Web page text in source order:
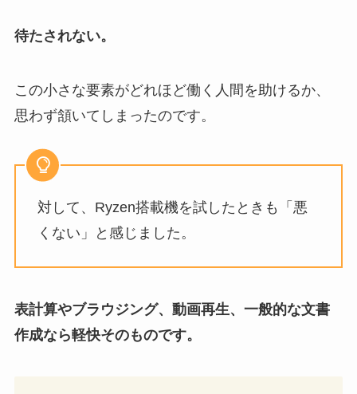
待たされない。
この小さな要素がどれほど働く人間を助けるか、
思わず頷いてしまったのです。
対して、Ryzen搭載機を試したときも「悪
くない」と感じました。
表計算やブラウジング、動画再生、一般的な文書
作成なら軽快そのものです。